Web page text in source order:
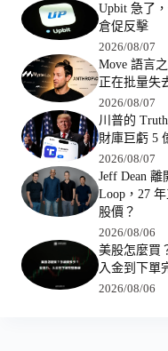
Upbit 急了
倉促反擊
2026/08/07
Move 語言
正在批量失
2026/08/07
川普的
財庫巨虧 5
2026/08/07
Jeff Dean 離
Loop，27
股價？
2026/08/06
美股怎麼買
入金到下單
2026/08/06